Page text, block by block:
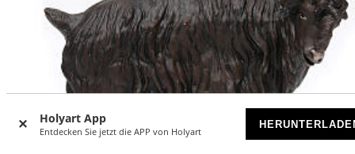
Holyart App
Entdecken Sie jetzt die APP von Holyart